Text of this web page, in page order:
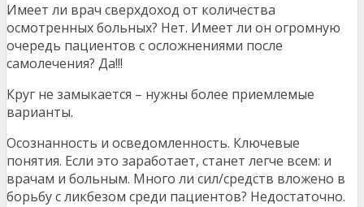
Имеет ли врач сверхдоход от количества
осмотренных больных? Нет. Имеет ли он огромную
очередь пациентов с осложнениями после
самолечения? Да!!!
Круг не замыкается – нужны более приемлемые
варианты.
Осознанность и осведомленность. Ключевые
понятия. Если это заработает, станет легче всем: и
врачам и больным. Много ли сил/средств вложено в
борьбу с ликбезом среди пациентов? Недостаточно.